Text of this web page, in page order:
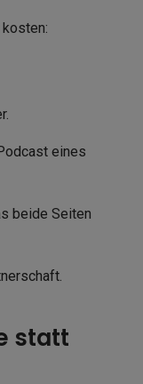
eines
beide Seiten
statt